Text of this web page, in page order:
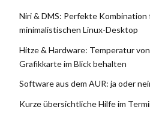
Niri & DMS: Perfekte Kombination
minimalistischen Linux-Desktop
Hitze & Hardware: Temperatur
Grafikkarte im Blick behalten
Software aus dem AUR: ja oder
Kurze übersichtliche Hilfe im